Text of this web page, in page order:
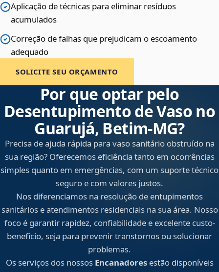
Aplicação de técnicas para eliminar resíduos
acumulados
Correção de falhas que prejudicam o escoamento
adequado
SOLICITE SEU ORÇAMENTO
Por que optar pelo
Desentupimento de Vaso no
Guarujá, Betim‑MG?
Precisa de ajuda rápida para vaso sanitário obstruído na
sua região? Oferecemos eficiência tanto em ocorrências
simples quanto em emergências, com um suporte técnico
seguro e com valores justos.
Nos diferenciamos na resolução de entupimentos
sanitários e atendimentos residenciais na sua área. Nosso
foco é garantir rapidez, confiabilidade e excelente custo-
benefício, seja para prevenir transtornos ou solucionar
problemas.
Os serviços dos nossos Encanadoresestão disponíveis